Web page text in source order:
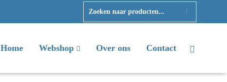
Home Webshop Over ons Contact